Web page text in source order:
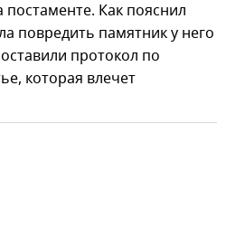
Как пояснил
повредить памятник у него
протокол по
которая влечет